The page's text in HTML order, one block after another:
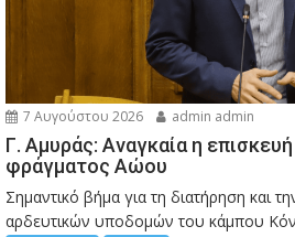
7 Αυγούστου 2026 admin admin
Γ. Αμυράς: Αναγκαία η
φράγματος Αώου
Σημαντικό βήμα για τη διατήρηση και
αρδευτικών υποδομών του κάμπου